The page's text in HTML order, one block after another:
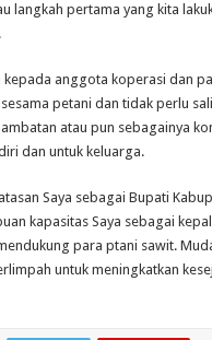
langkah pertama yang kita
kepada anggota koperasi dan
petani dan tidak perlu
atau pun sebagainya
dan untuk keluarga.
Saya sebagai Bupati
kapasitas Saya sebagai
para ptani sawit.
untuk meningkatkan